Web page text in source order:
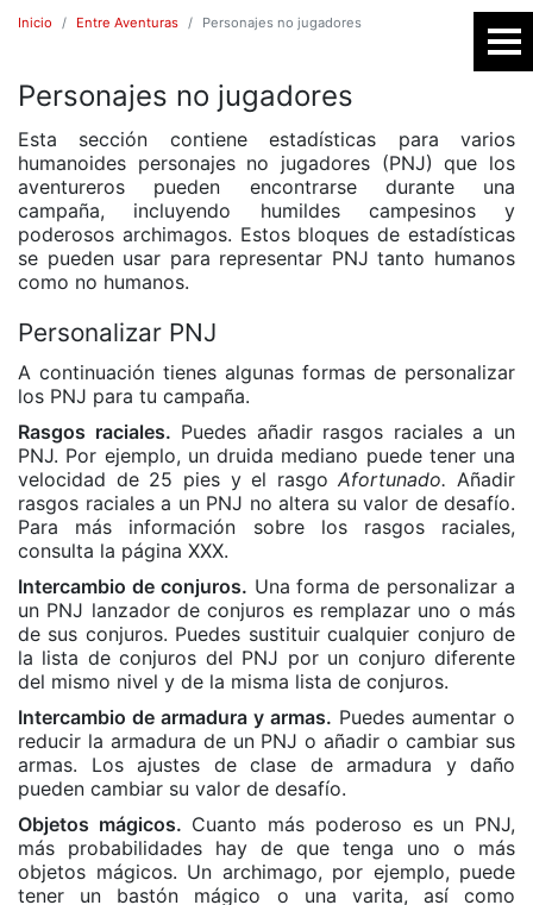
Inicio Entre Aventuras Personajes no jugadores
Personajes no jugadores
Esta sección contiene estadísticas para varios
humanoides personajes no jugadores (PNJ) que los
aventureros pueden encontrarse durante una
campaña, incluyendo humildes campesinos y
poderosos archimagos. Estos bloques de estadísticas
se pueden usar para representar PNJ tanto humanos
como no humanos.
Personalizar PNJ
A continuación tienes algunas formas de personalizar
los PNJ para tu campaña.
Rasgos raciales. Puedes añadir rasgos raciales a un
PNJ. Por ejemplo, un druida mediano puede tener una
velocidad de 25 pies y el rasgoAfortunado. Añadir
rasgos raciales a un PNJ no altera su valor de desafío.
Para más información sobre los rasgos raciales,
consulta la página XXX.
Intercambio de conjuros. Una forma de personalizar a
un PNJ lanzador de conjuros es remplazar uno o más
de sus conjuros. Puedes sustituir cualquier conjuro de
la lista de conjuros del PNJ por un conjuro diferente
del mismo nivel y de la misma lista de conjuros.
Intercambio de armadura y armas. Puedes aumentar o
reducir la armadura de un PNJ o añadir o cambiar sus
armas. Los ajustes de clase de armadura y daño
pueden cambiar su valor de desafío.
Objetos mágicos. Cuanto más poderoso es un PNJ,
más probabilidades hay de que tenga uno o más
objetos mágicos. Un archimago, por ejemplo, puede
tener un bastón mágico o una varita, así como